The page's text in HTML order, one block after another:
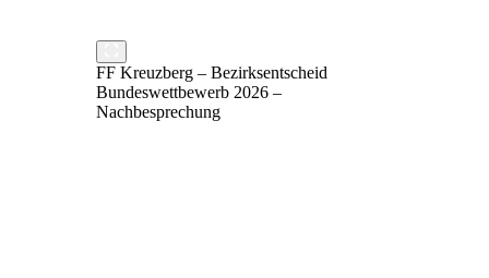
FF Kreuzberg – Bezirksentscheid
Bundeswettbewerb 2026 –
Nachbesprechung